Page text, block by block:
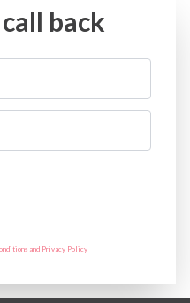
back
and Privacy Policy